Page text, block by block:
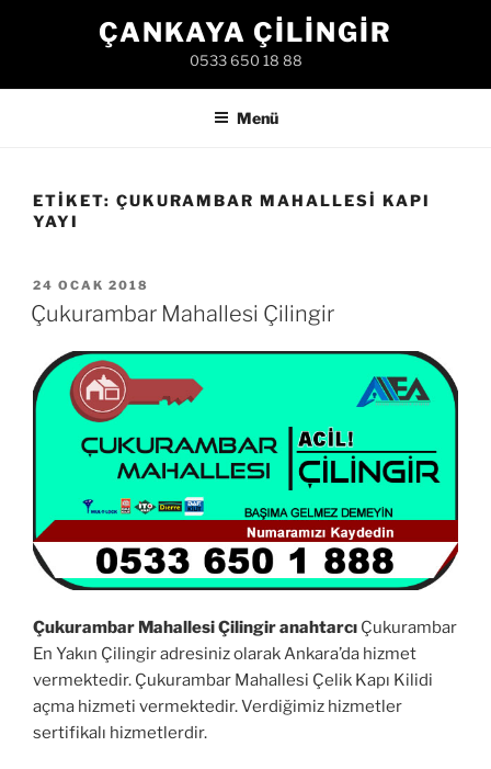
ÇANKAYA ÇILINGIR
0533 650 18 88
Menü
ETIKET: ÇUKURAMBAR MAHALLESI KAPI
YAYI
YAYIM
TARIHI
24 OCAK 2018
Çukurambar Mahallesi Çilingir
Çukurambar Mahallesi Çilingir anahtarcı Çukurambar
En Yakın Çilingir adresiniz olarak Ankara’da hizmet
vermektedir. Çukurambar Mahallesi Çelik Kapı Kilidi
açma hizmeti vermektedir. Verdiğimiz hizmetler
sertifikalı hizmetlerdir.